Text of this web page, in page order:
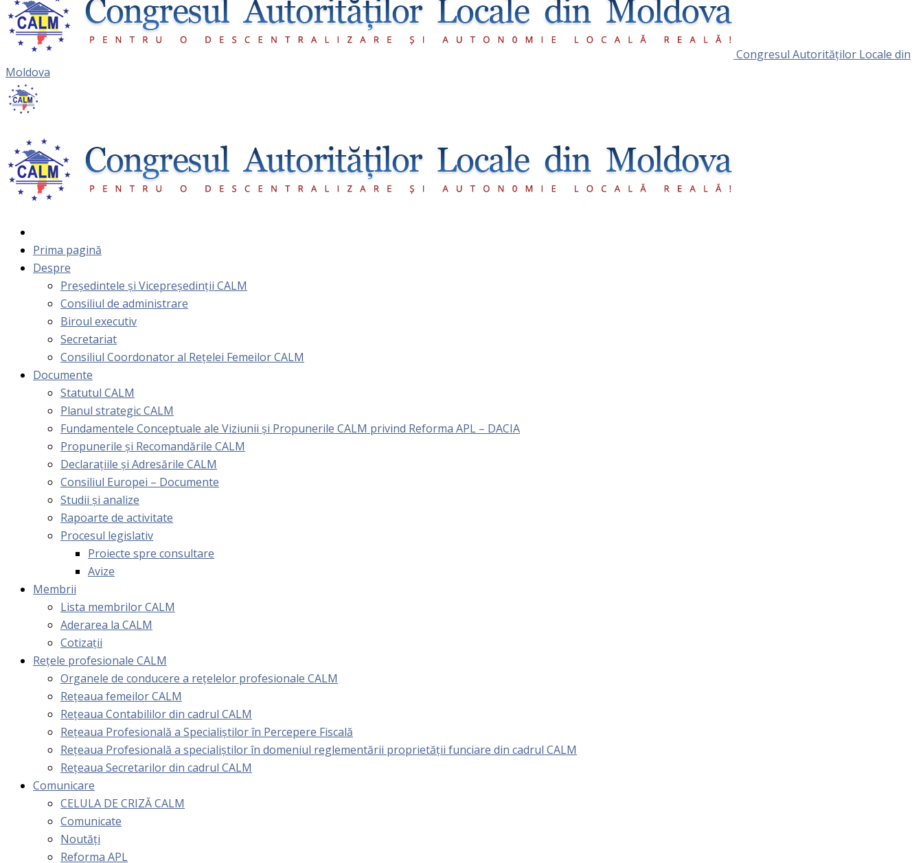
Congresul Autorităţilor Locale din
Moldova
Prima pagină
Despre
Președintele și Vicepreședinții CALM
Consiliul de administrare
Biroul executiv
Secretariat
Consiliul Coordonator al Rețelei Femeilor CALM
Documente
Statutul CALM
Planul strategic CALM
Fundamentele Conceptuale ale Viziunii și Propunerile CALM privind Reforma APL – DACIA
Propunerile și Recomandările CALM
Declarațiile și Adresările CALM
Consiliul Europei – Documente
Studii și analize
Rapoarte de activitate
Procesul legislativ
Proiecte spre consultare
Avize
Membrii
Lista membrilor CALM
Aderarea la CALM
Cotizaţii
Rețele profesionale CALM
Organele de conducere a rețelelor profesionale CALM
Rețeaua femeilor CALM
Rețeaua Contabililor din cadrul CALM
Rețeaua Profesională a Specialiștilor în Percepere Fiscală
Reţeaua Profesională a specialiştilor în domeniul reglementării proprietăţii funciare din cadrul CALM
Rețeaua Secretarilor din cadrul CALM
Comunicare
CELULA DE CRIZĂ CALM
Comunicate
Noutăți
Reforma APL